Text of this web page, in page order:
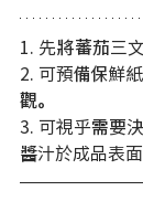
1. 先將蕃茄三
2. 可預備保鮮
觀。
3. 可視乎需要
醬汁於成品表面